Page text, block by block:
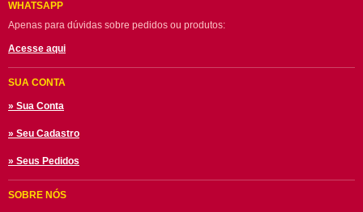
WHATSAPP
Apenas para dúvidas sobre pedidos ou produtos:
Acesse aqui
SUA CONTA
» Sua Conta
» Seu Cadastro
» Seus Pedidos
SOBRE NÓS